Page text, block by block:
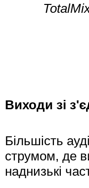
Виходи зі
Більшість
струмом, де
наднизькі